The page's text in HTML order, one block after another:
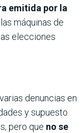
emitida por la
máquinas de
elecciones
denuncias en
y supuesto
pero que no se